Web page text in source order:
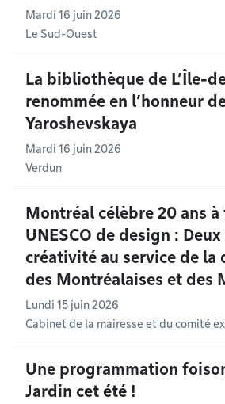
Mardi 16 juin 2026
Le Sud-Ouest
La bibliothèque de L’Île-
renommée en l’honneur
Yaroshevskaya
Mardi 16 juin 2026
Verdun
Montréal célèbre 20 ans
UNESCO de design :
créativité au service de la
des Montréalaises et des
Lundi 15 juin 2026
Cabinet de la mairesse et du comité
Une programmation
Jardin cet été !